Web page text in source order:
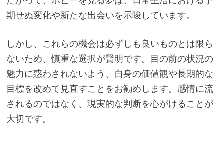
期せぬ変化や新たな出会いを示唆しています。
しかし、これらの機会は必ずしも良いものとは限ら
ないため、慎重な選択が賢明です。目の前の状況の
魅力に惑わされないよう、自身の価値観や長期的な
目標を改めて見直すことをお勧めします。感情に流
されるのではなく、現実的な判断を心がけることが
大切です。